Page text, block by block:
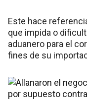
Este hace
que impida o
aduanero para el
fines de su